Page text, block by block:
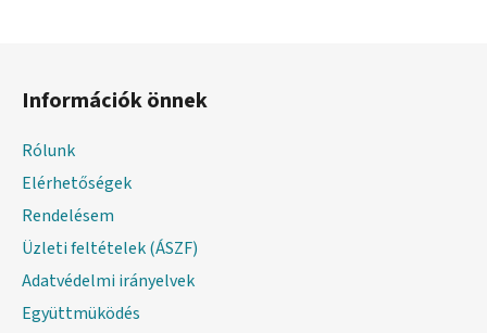
Információk önnek
Rólunk
Elérhetőségek
Rendelésem
Üzleti feltételek (ÁSZF)
Adatvédelmi irányelvek
Együttmüködés